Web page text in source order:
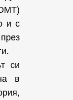
и с
си
в